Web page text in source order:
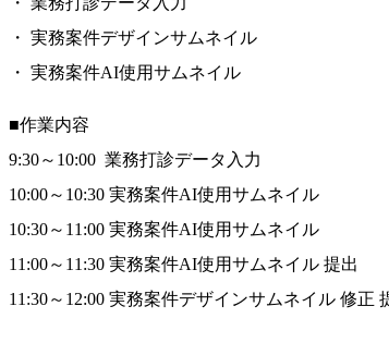
・ 実務案件デザインサムネイル
・ 実務案件AI使用サムネイル
■作業内容
9:30～10:00 業務打診データ入力
10:00～10:30 実務案件AI使用サムネイル
10:30～11:00 実務案件AI使用サムネイル
11:00～11:30 実務案件AI使用サムネイル 提出
11:30～12:00 実務案件デザインサムネイル 修正